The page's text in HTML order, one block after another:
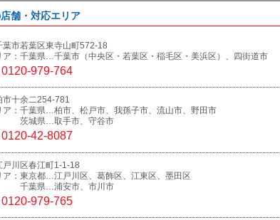
舗・対応エリア
葉市若葉区東寺山町572-18
ア：千葉県…千葉市（中央区・若葉区・稲毛区・美浜区）、四街道市
979-764
市十余二254-781
ア：千葉県…柏市、松戸市、我孫子市、流山市、野田市
…取手市、守谷市
42-8087
戸川区春江町1-1-18
ア：東京都…江戸川区、葛飾区、江東区、墨田区
…浦安市、市川市
979-765